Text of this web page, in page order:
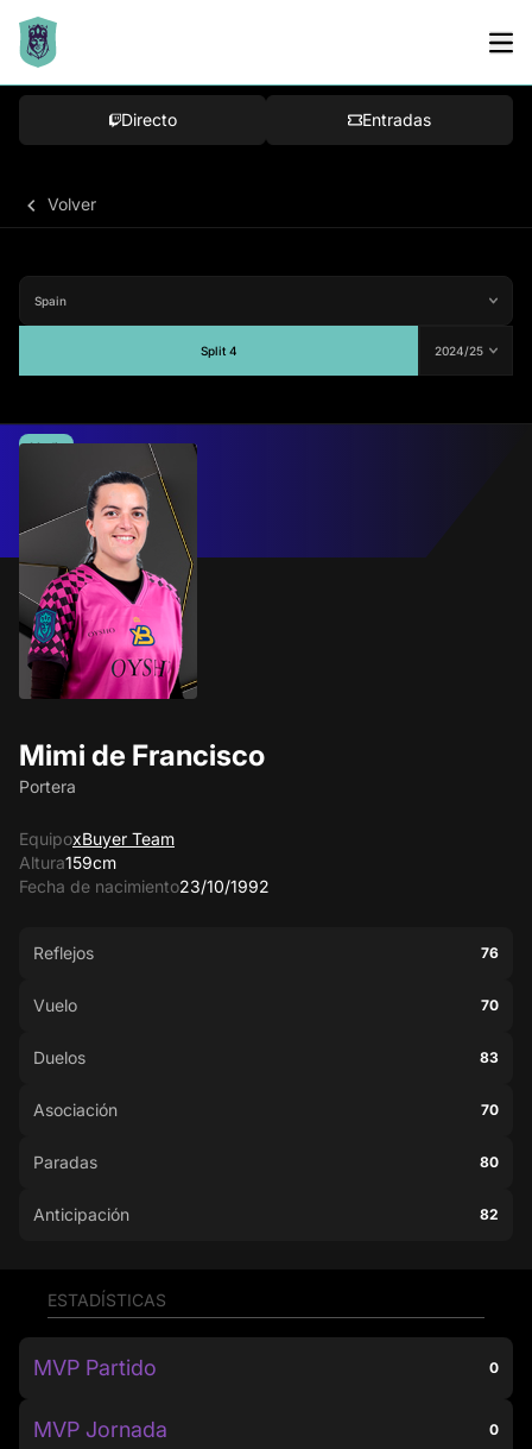
Directo Entradas
Volver
Split 4
Mimi de Francisco
Portera
EquipoxBuyer Team
Altura159cm
Fecha de nacimiento23/10/1992
Media
Reflejos 76
Vuelo 70
Duelos 83
Asociación 70
Paradas 80
Anticipación 82
ESTADÍSTICAS
MVP Partido 0
MVP Jornada 0